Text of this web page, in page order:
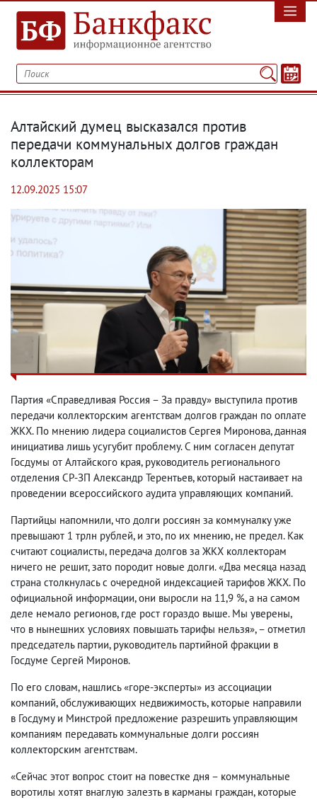
Алтайский думец высказался против
передачи коммунальных долгов граждан
коллекторам
12.09.2025 15:07
Партия «Справедливая Россия – За правду» выступила против
передачи коллекторским агентствам долгов граждан по оплате
ЖКХ. По мнению лидера социалистов Сергея Миронова, данная
инициатива лишь усугубит проблему. С ним согласен депутат
Госдумы от Алтайского края, руководитель регионального
отделения СР-ЗП Александр Терентьев, который настаивает на
проведении всероссийского аудита управляющих компаний.
Партийцы напомнили, что долги россиян за коммуналку уже
превышают 1 трлн рублей, и это, по их мнению, не предел. Как
считают социалисты, передача долгов за ЖКХ коллекторам
ничего не решит, зато породит новые долги. «Два месяца назад
страна столкнулась с очередной индексацией тарифов ЖКХ. По
официальной информации, они выросли на 11,9 %, а на самом
деле немало регионов, где рост гораздо выше. Мы уверены,
что в нынешних условиях повышать тарифы нельзя», – отметил
председатель партии, руководитель партийной фракции в
Госдуме Сергей Миронов.
По его словам, нашлись «горе-эксперты» из ассоциации
компаний, обслуживающих недвижимость, которые направили
в Госдуму и Минстрой предложение разрешить управляющим
компаниям передавать коммунальные долги россиян
коллекторским агентствам.
«Сейчас этот вопрос стоит на повестке дня – коммунальные
воротилы хотят внаглую залезть в карманы граждан, которые